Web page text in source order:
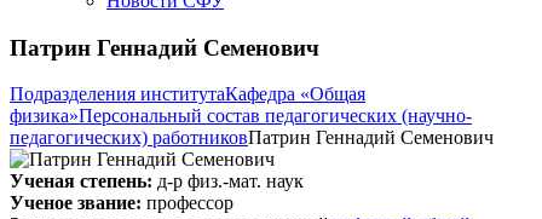
Патрин Геннадий Семенович
Подразделения институтаКафедра «Общая
физика»Персональный состав педагогических (научно-
педагогических) работниковПатрин Геннадий Семенович
Ученая степень: д-р физ.-мат. наук
Ученое звание: профессор